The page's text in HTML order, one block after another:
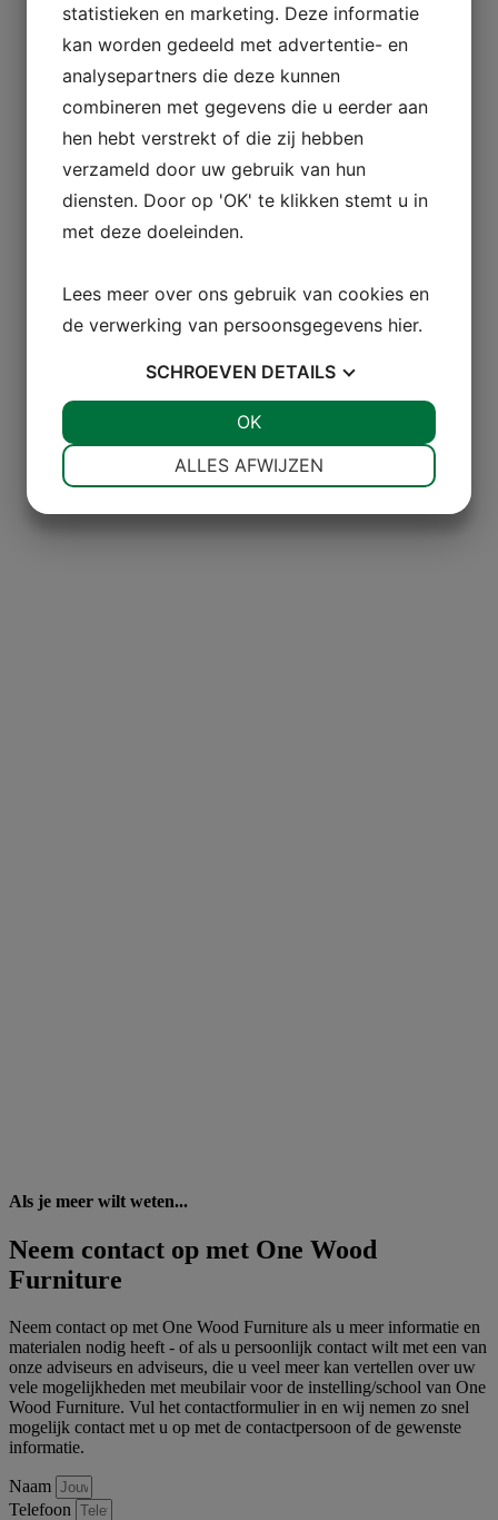
Als je meer wilt weten...
Neem contact op met One Wood
Furniture
Neem contact op met One Wood Furniture als u meer informatie en
materialen nodig heeft - of als u persoonlijk contact wilt met een van
onze adviseurs en adviseurs, die u veel meer kan vertellen over uw
vele mogelijkheden met meubilair voor de instelling/school van One
Wood Furniture. Vul het contactformulier in en wij nemen zo snel
mogelijk contact met u op met de contactpersoon of de gewenste
informatie.
Naam
Telefoon
statistieken en marketing. Deze informatie
kan worden gedeeld met advertentie- en
analysepartners die deze kunnen
combineren met gegevens die u eerder aan
hen hebt verstrekt of die zij hebben
verzameld door uw gebruik van hun
diensten. Door op 'OK' te klikken stemt u in
met deze doeleinden.
Lees meer over ons gebruik van cookies en
de verwerking van persoonsgegevens hier.
SCHROEVEN DETAILS
ALLES AFWIJZEN
OK